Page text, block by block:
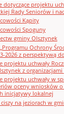
dotyczące projektu
Rady Seniorów i
Kąpity
Spoguny
gminy Olsztynek
Ochrony
2026 z perspektywą
projektu uchwały
z
projektu uchwały w
oceny wniosków
inicjatywy lokalnej
na jeziorach w